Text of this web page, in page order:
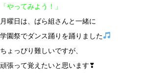
「やってみよう！」
月曜日は、ばら組さんと一緒に
学園祭でダンス踊りを踊りました
ちょっぴり難しいですが、
頑張って覚えたいと思います❣